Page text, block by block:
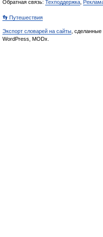
Обратная связь: Техподдержка
👣 Путешествия
Экспорт словарей на сайты , сделанные
WordPress, MODx.